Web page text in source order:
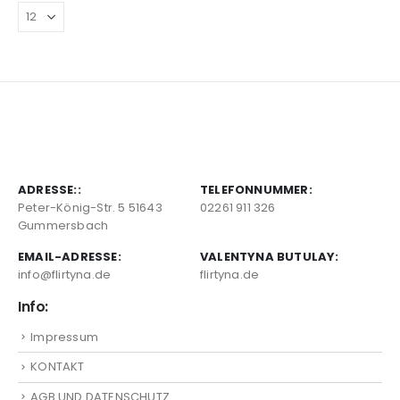
ADRESSE::
Peter-König-Str. 5 51643
Gummersbach
TELEFONNUMMER:
02261 911 326
EMAIL-ADRESSE:
info@flirtyna.de
VALENTYNA BUTULAY:
flirtyna.de
Info:
Impressum
KONTAKT